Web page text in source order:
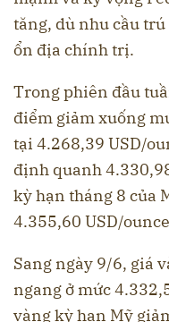
tăng, dù nhu cầu
ổn địa chính trị.
Trong phiên đầu
điểm giảm xuống
tại 4.268,39 USD/
định quanh
kỳ hạn tháng 8 của
4.355,60 USD/
Sang ngày 9/6, giá
ngang ở mức
vàng kỳ hạn Mỹ